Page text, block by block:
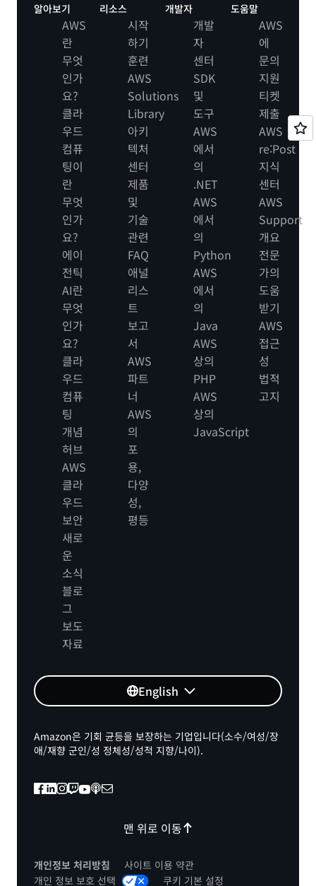
알아보기
AWS
란
무엇
인가
요?
클라
우드
컴퓨
팅이
란
무엇
인가
요?
에이
전틱
AI란
무엇
인가
요?
클라
우드
컴퓨
팅
개념
허브
AWS
클라
우드
보안
새로
운
소식
블로
그
보도
자료
리소스
시작
하기
훈련
AWS
Solutions
Library
아키
텍처
센터
제품
및
기술
관련
FAQ
애널
리스
트
보고
서
AWS
파트
너
AWS
의
포
용,
다양
성,
평등
개발자
개발
자
센터
SDK
및
도구
AWS
에서
의
.NET
AWS
에서
의
Python
AWS
에서
의
Java
AWS
상의
PHP
AWS
상의
JavaScript
도움말
AWS
에
문의
지원
티켓
제출
AWS
re:Post
지식
센터
AWS
Support
개요
전문
가의
도움
받기
AWS
접근
성
법적
고지
English
맨 위로 이동
Amazon은 기회 균등을 보장하는 기업입니다(소수/여성/장
애/재향 군인/성 정체성/성적 지향/나이).
개인정보 처리방침
사이트 이용 약관
개인 정보 보호 선택
쿠키 기본 설정